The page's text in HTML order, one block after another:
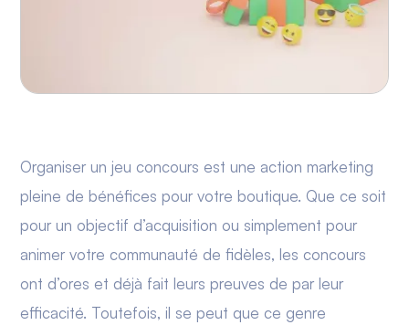
Organiser un jeu concours est une action marketing
pleine de bénéfices pour votre boutique. Que ce soit
pour un objectif d’acquisition ou simplement pour
animer votre communauté de fidèles, les concours
ont d’ores et déjà fait leurs preuves de par leur
efficacité. Toutefois, il se peut que ce genre